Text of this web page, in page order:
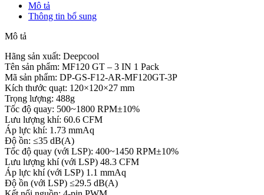
Mô tả
Thông tin bổ sung
Mô tả
Hãng sản xuất: Deepcool
Tên sản phẩm: MF120 GT – 3 IN 1 Pack
Mã sản phẩm: DP-GS-F12-AR-MF120GT-3P
Kích thước quạt: 120×120×27 mm
Trọng lượng: 488g
Tốc độ quay: 500~1800 RPM±10%
Lưu lượng khí: 60.6 CFM
Áp lực khí: 1.73 mmAq
Độ ồn: ≤35 dB(A)
Tốc độ quay (với LSP): 400~1450 RPM±10%
Lưu lượng khí (với LSP) 48.3 CFM
Áp lực khí (với LSP) 1.1 mmAq
Độ ồn (với LSP) ≤29.5 dB(A)